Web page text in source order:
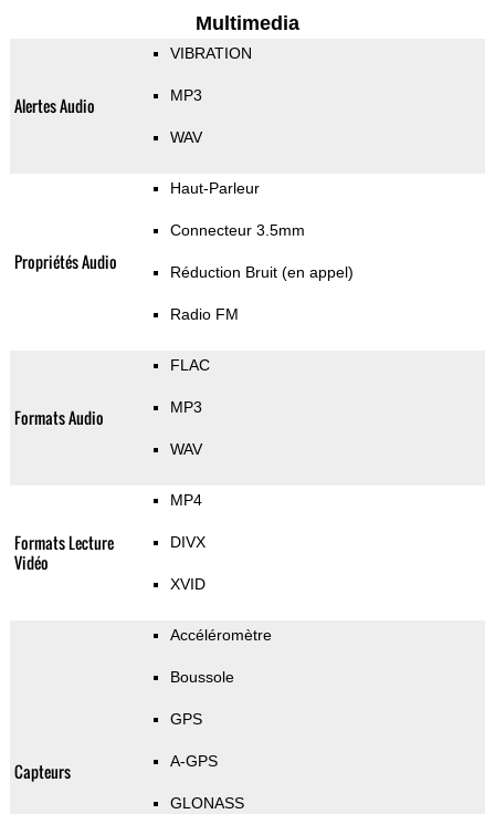
Multimedia
Alertes Audio
VIBRATION
MP3
WAV
Propriétés Audio
Haut-Parleur
Connecteur 3.5mm
Réduction Bruit (en appel)
Radio FM
Formats Audio
FLAC
MP3
WAV
Formats Lecture
Vidéo
MP4
DIVX
XVID
Capteurs
Accéléromètre
Boussole
GPS
A-GPS
GLONASS